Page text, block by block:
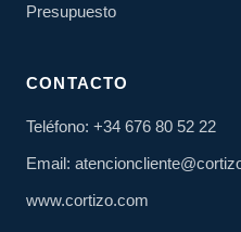
Presupuesto
CONTACTO
Teléfono: +34 676 80 52 22
Email:
www.cortizo.com